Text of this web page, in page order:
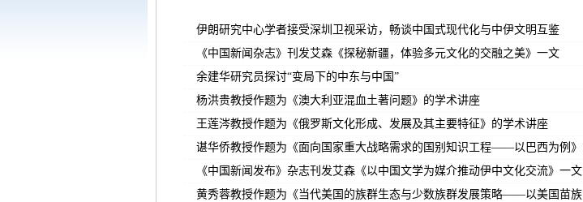
伊朗研究中心学者接受深圳卫视采访，畅谈中国式现代化与中伊文明互鉴
《中国新闻杂志》刊发艾森《探秘新疆，体验多元文化的交融之美》一文
余建华研究员探讨“变局下的中东与中国”
杨洪贵教授作题为《澳大利亚混血土著问题》的学术讲座
王莲涔教授作题为《俄罗斯文化形成、发展及其主要特征》的学术讲座
谌华侨教授作题为《面向国家重大战略需求的国别知识工程——以巴西为例
《中国新闻发布》杂志刊发艾森《以中国文学为媒介推动伊中文化交流》一文
黄秀蓉教授作题为《当代美国的族群生态与少数族群发展策略——以美国苗